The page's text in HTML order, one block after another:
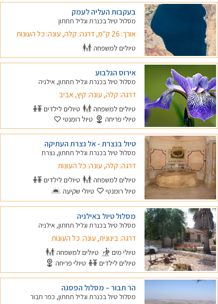
בעקבות העליה לעמק
מסלול טיול בכנרת וגליל תחתון
אורך: 26 ק"מ, דרגה: קלה, עונה: כל העונות
טיולים למשפחה
אירוס הגלבוע
מסלול טיול בכנרת וגליל תחתון, אילניה
דרגה: קלה, עונה: קיץ, אביב
טיולים למשפחה
טיולים לילדים
טיולי פריחה
טיול רומנטי
טיול בנצרת - אל נצרת העתיקה
מסלול טיול בכנרת וגליל תחתון, נצרת
דרגה: קלה, עונה: כל העונות
טיולים למשפחה
טיולים לילדים
טיול רומנטי
טיולי שקיעה
מסלול טיול באילניה
מסלול טיול בכנרת וגליל תחתון, אילניה
דרגה: בינונית, עונה: כל העונות
טיולי מים
טיולים למשפחה
טיולים לילדים
טיולי פריחה
הר תבור – מסלול הפסגה
מסלול טיול בכנרת וגליל תחתון, כפר תבור